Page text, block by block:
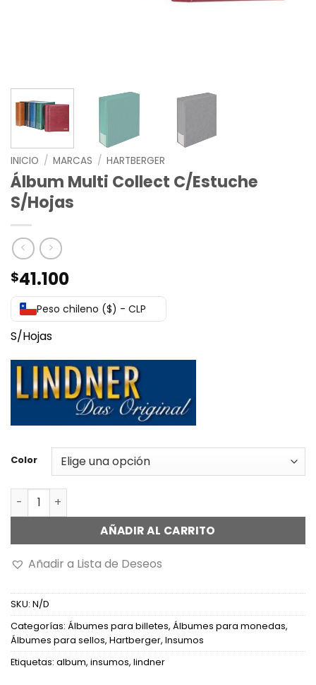
INICIO / MARCAS / HARTBERGER
Álbum Multi Collect C/Estuche
S/Hojas
$41.100
Peso chileno ($) - CLP
S/Hojas
Color
Álbum Multi Collect C/Estuche S/Hojas cantidad
AÑADIR AL CARRITO
Añadir a Lista de Deseos
SKU: N/D
Categorías: Álbumes para billetes, Álbumes para monedas,
Álbumes para sellos, Hartberger, Insumos
Etiquetas: album, insumos, lindner